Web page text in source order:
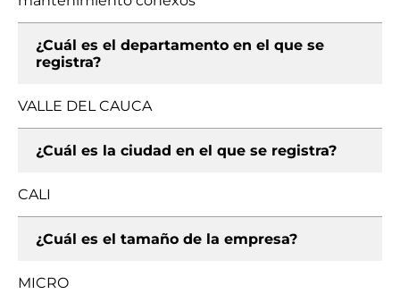
¿Cuál es el departamento en el que se
registra?
VALLE DEL CAUCA
¿Cuál es la ciudad en el que se registra?
CALI
¿Cuál es el tamaño de la empresa?
MICRO